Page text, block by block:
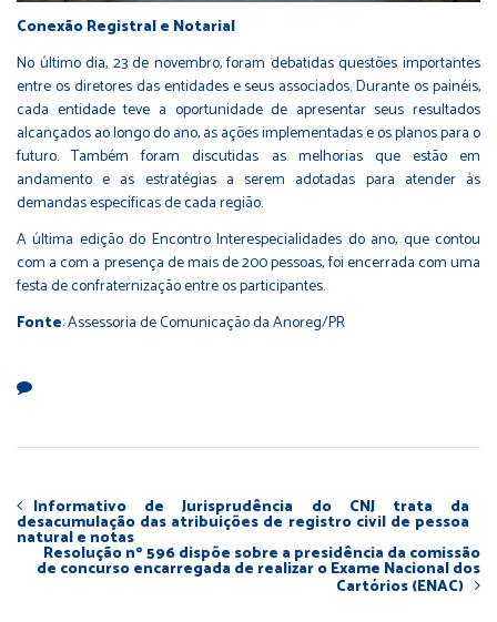
Conexão Registral e Notarial
No último dia, 23 de novembro, foram debatidas questões importantes
entre os diretores das entidades e seus associados. Durante os painéis,
cada entidade teve a oportunidade de apresentar seus resultados
alcançados ao longo do ano, as ações implementadas e os planos para o
futuro. Também foram discutidas as melhorias que estão em
andamento e as estratégias a serem adotadas para atender às
demandas específicas de cada região.
A última edição do Encontro Interespecialidades do ano, que contou
com a com a presença de mais de 200 pessoas, foi encerrada com uma
festa de confraternização entre os participantes.
Fonte: Assessoria de Comunicação da Anoreg/PR
Informativo de Jurisprudência do CNJ trata da
desacumulação das atribuições de registro civil de pessoa
natural e notas
Resolução nº 596 dispõe sobre a presidência da comissão
de concurso encarregada de realizar o Exame Nacional dos
Cartórios (ENAC)